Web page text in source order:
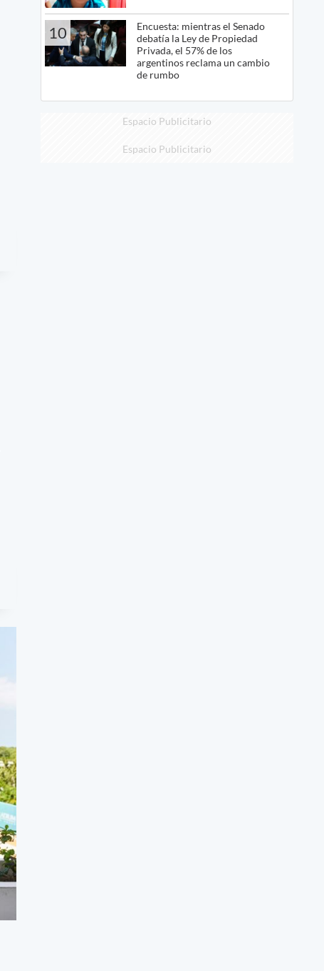
10
Encuesta: mientras el Senado
debatía la Ley de Propiedad
Privada, el 57% de los
argentinos reclama un cambio
de rumbo
Espacio Publicitario
Espacio Publicitario